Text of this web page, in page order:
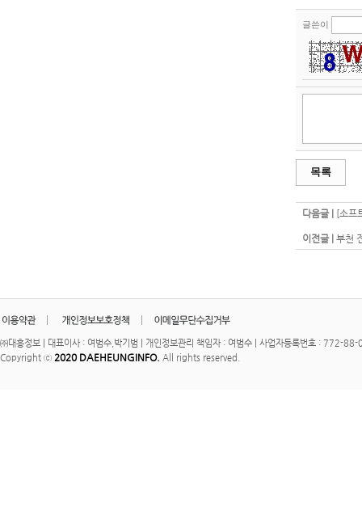
글쓴이
목록
다음글 | [소프
이전글 | 부천
㈜대흥정보 | 대표이사 : 여범수,박기범 | 개인정보관리 책임자 : 여범수 | 사업자등록번호 :
Copyright ⓒ 2020 DAEHEUNGINFO. All rights reserved.